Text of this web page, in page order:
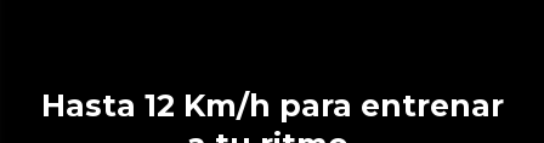
Hasta 12 Km/h para entrenar